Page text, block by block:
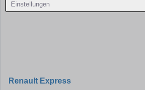
Einstellungen
Renault Express